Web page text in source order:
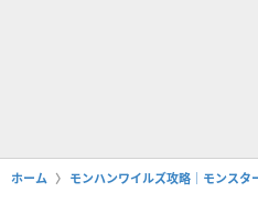
ホーム モンハンワイルズ攻略｜モンスタ